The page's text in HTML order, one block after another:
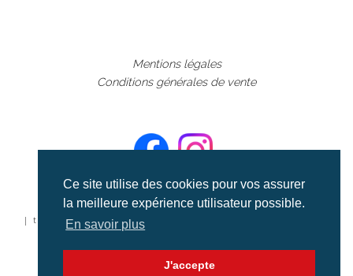
Ce site utilise des cookies pour vos assurer
la meilleure expérience utilisateur possible.
En savoir plus
J'accepte
Mentions légales
Conditions générales de vente
©aerialcollection marque déposée 2024
| tous droits réservés | aerialcollection.fr banque d'images
aériennes et documentaires video et cinéma |